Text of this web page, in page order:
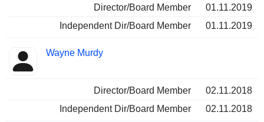
Director/Board Member
01.11.2019
Independent Dir/Board Member
01.11.2019
Wayne Murdy
Director/Board Member
02.11.2018
Independent Dir/Board Member
02.11.2018